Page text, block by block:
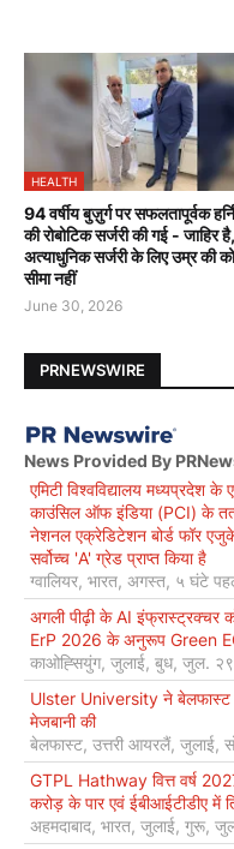
HEALTH
94 वर्षीय बुज़ुर्ग पर सफलतापूर्वक
की रोबोटिक सर्जरी की गई - जाहिर है,
अत्याधुनिक सर्जरी के लिए उम्र की
सीमा नहीं
June 30, 2026
PRNEWSWIRE
News Provided By
एमिटी विश्वविद्यालय मध्यप्रदेश
काउंसिल ऑफ इंडिया (PCI) के
नेशनल एक्रेडिटेशन बोर्ड फॉर
सर्वोच्च 'A' ग्रेड प्राप्त किया है
ग्वालियर, भारत, अगस्त, ५ घंटे
अगली पीढ़ी के AI इंफ्रास्ट्रक्चर
ErP 2026 के अनुरूप Green
काओह्सियुंग, जुलाई, बुध, जुल.
Ulster University ने
मेजबानी की
बेलफास्ट, उत्तरी आयरलैं, जुलाई,
GTPL Hathway वित्त वर्ष
करोड़ के पार एवं ईबीआईटीडीए में
अहमदाबाद, भारत, जुलाई, गुरू,